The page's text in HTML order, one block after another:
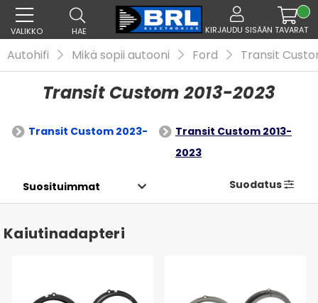
VALIKKO HAE KIRJAUDU SISÄÄN TAVARAT
Autohifi Mikä sopii autooni Ford Transit
Transit Custom 2013-2023
Transit Custom 2023-
Transit Custom 2013-
2023
Suodatus
Kaiutinadapteri